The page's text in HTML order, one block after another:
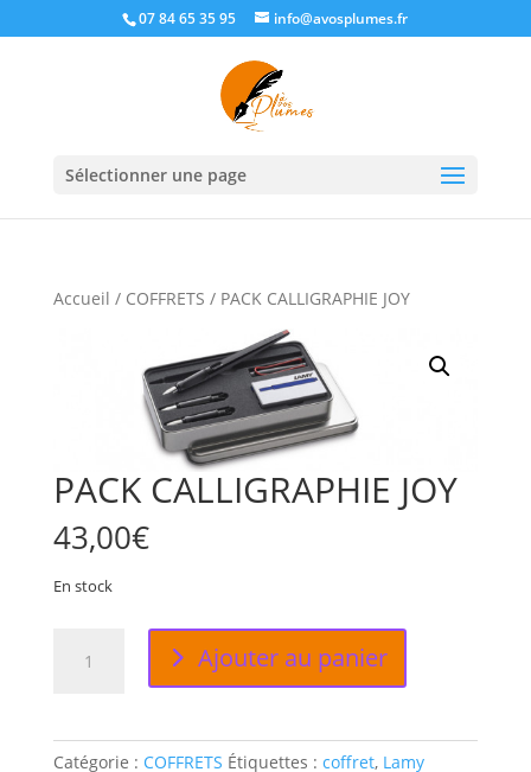
07 84 65 35 95 info@avosplumes.fr
Sélectionner une page
Accueil / COFFRETS / PACK CALLIGRAPHIE JOY
PACK CALLIGRAPHIE JOY
43,00€
En stock
Ajouter au panier
Catégorie : COFFRETS Étiquettes : coffret, Lamy